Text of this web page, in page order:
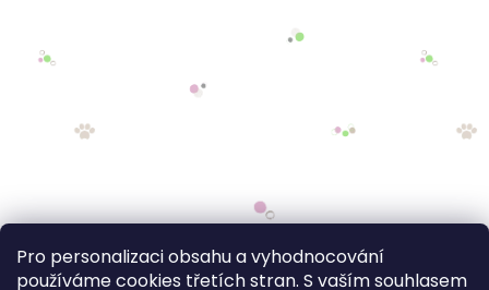
Pro personalizaci obsahu a vyhodnocování
používáme cookies třetích stran. S vaším souhlasem